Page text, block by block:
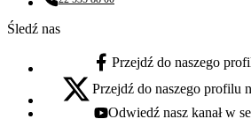
Numer telefonu:
Śledź nas
facebook - otwiera się w nowej karcie
Przejdź do naszego
x - otwiera się w nowej karcie
Przejdź do naszego profilu
youtube - otwiera się w nowej karcie
Odwiedź nasz kanał w